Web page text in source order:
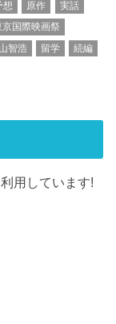
想 原作
実話
京国際映画祭
智浩 留学
続編
用しています!